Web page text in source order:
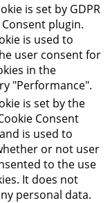
is set by GDPR
Consent plugin.
is used to
user consent for
in the
"Performance".
is set by the
Consent
is used to
or not user
to the use
It does not
personal data.